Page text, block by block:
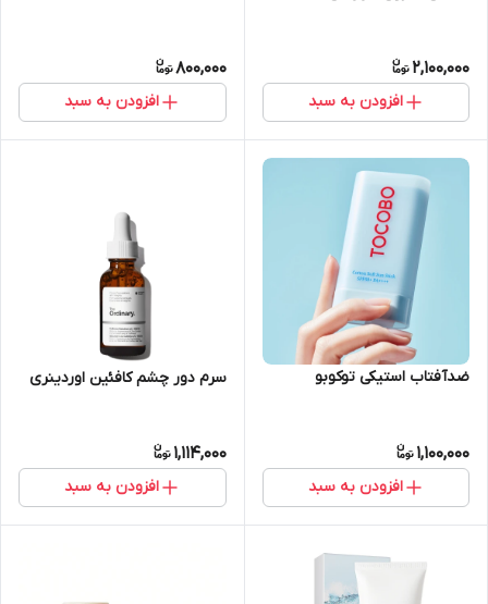
2,100,000
افزودن به سبد
800,000
افزودن به سبد
ضدآفتاب استیکی توکوبو
1,100,000
افزودن به سبد
سرم دور چشم کافئین اوردینری
1,114,000
افزودن به سبد